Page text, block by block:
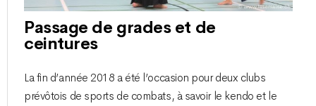
Passage de grades et de
ceintures
La fin d’année 2018 a été l’occasion pour deux clubs
prévôtois de sports de combats, à savoir le kendo et le